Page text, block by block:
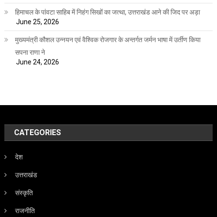
हिमाचल के पांवटा साहिब में निहंग सिखों का जत्था, उत्तराखंड आने की जिद पर अड़ा
June 25, 2026
मुख्यमंत्री कौशल उन्नयन एवं वैश्विक रोजगार के अन्तर्गत जर्मन भाषा में उर्तीण किया
सपना राणा ने
June 24, 2026
CATEGORIES
देश
उत्तराखंड
संस्कृति
राजनीति